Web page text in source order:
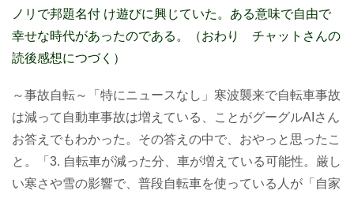
ノリで邦題名付 け遊びに興じていた。ある意味で自由で
幸せな時代があったのである。（おわり チャットさんの
読後感想につづく）
～事故自転～「特にニュースなし」寒波襲来で自転車事故
は減って自動車事故は増えている、ことがグーグルAIさん
お答えでもわかった。その答えの中で、おやっと思ったこ
と。「3. 自転車が減った分、車が増えている可能性。厳し
い寒さや雪の影響で、普段自転車を使っている人が「自家